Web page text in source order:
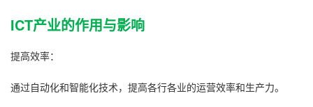
ICT产业的作用与影响
提高效率：
通过自动化和智能化技术，提高各行各业的运营效率和生产力。